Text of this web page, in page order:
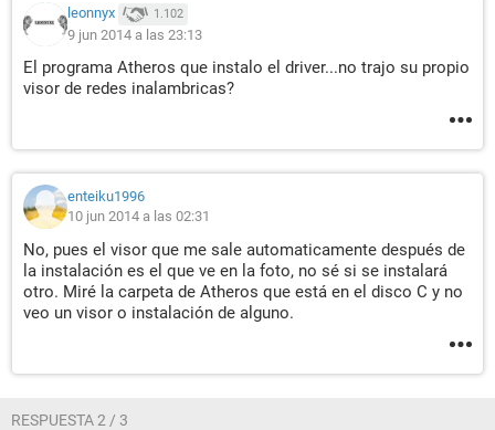
leonnyx 1.102
9 jun 2014 a las 23:13
El programa Atheros que instalo el driver...no trajo su propio
visor de redes inalambricas?
enteiku1996
10 jun 2014 a las 02:31
No, pues el visor que me sale automaticamente después de
la instalación es el que ve en la foto, no sé si se instalará
otro. Miré la carpeta de Atheros que está en el disco C y no
veo un visor o instalación de alguno.
RESPUESTA 2 / 3